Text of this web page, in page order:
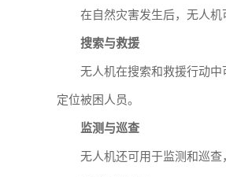
在自然灾害发生后，无人机
搜索与救援
无人机在搜索和救援行动
定位被困人员。
监测与巡查
无人机还可用于监测和巡查